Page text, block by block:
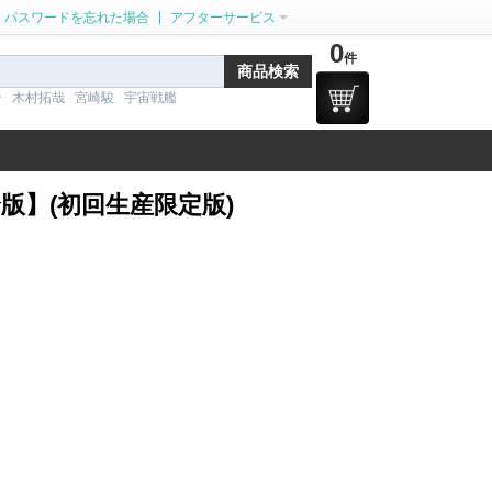
パスワードを忘れた場合 アフターサービス
木村拓哉 宮崎駿 宇宙戦艦
0件
】(初回生産限定版)